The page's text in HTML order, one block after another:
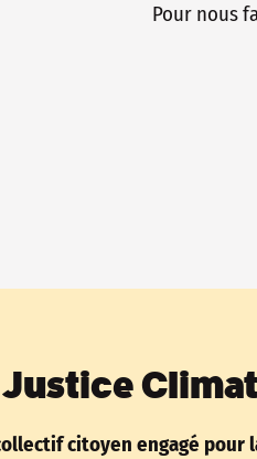
Pour nous
citoyen engagé pour